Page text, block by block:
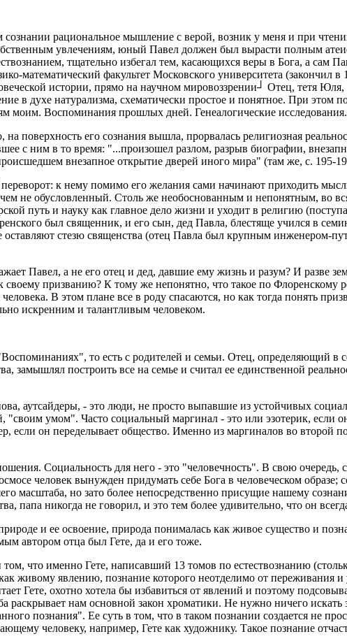
рациональное мышление с верой, возник у меня и при
увлечениям, юный Павел должен был вырасти полным
тщательно избегал тем, касающихся веры в Бога, а сам
математический факультет Московского университета (закончил
истории, прямо на научном мировоззрении┘ Отец, тетя Юля,
в духе натурализма, схематически простое и понятное. При этом
моим. Воспоминания прошлых дней. Генеалогические
поверхность его сознания вышла, прорвалась религиозная
с ним в то время: "...произошел разлом, разрыв биографии,
внезапное открытие дверей иного мира" (там же, с. 195-
к нему помимо его желания сами начинают приходить
не обусловленный. Столь же необоснованным и непонятным, во
путь и науку как главное дело жизни и уходит в религию
был священник, и его сын, дед Павла, блестяще учился в
стезю священства (отец Павла был крупным инженером-
Павел, а не его отец и дед, давшие ему жизнь и разум? И разве
своему призванию? К тому же непонятно, что такое по
В этом плане все в роду спасаются, но как тогда понять
искренним и талантливым человеком.
то есть с родителей и семьи. Отец, определяющий в
замышлял построить все на семье и считал ее единственной
аутсайдеры, - это люди, не просто выпавшие из устойчивых
умом". Часто социальный маргинал - это или эзотерик, если
если он переделывает общество. Именно из маргиналов во второй
Социальность для него - это "человечность". В свою
человек вынужден придумать себе Бога в человеческом
масштаба, но зато более непосредственно присущие нашему
папа никогда не говорил, и это тем более удивительно, что он
и ее освоение, природа понималась как живое существо и
автором отца был Гете, да и его тоже.
что именно Гете, написавший 13 томов по естествознанию
живому явлению, познание которого неотделимо от переживания
Гете, охотно хотела бы избавиться от явлений и поэтому
раскрывает нам основной закон хроматики. Не нужно ничего
познания". Ее суть в том, что в таком познании создается не
человеку, например, Гете как художнику. Такое познание